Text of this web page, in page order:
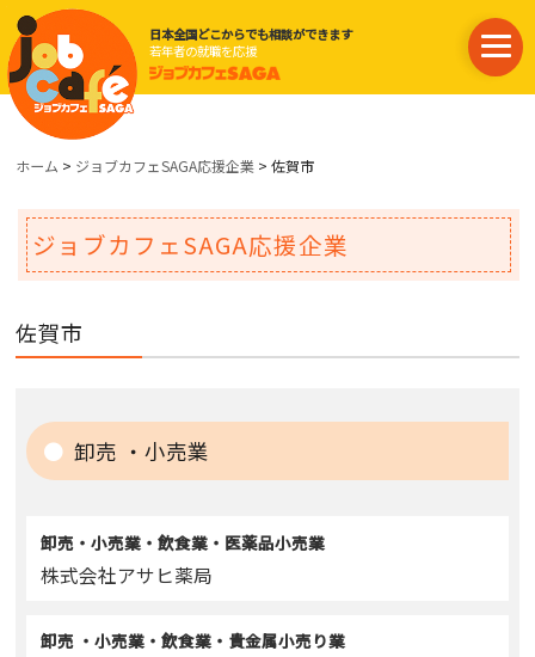
日本全国どこからでも相談ができます
若年者の就職を応援
ホーム > ジョブカフェSAGA応援企業 > 佐賀市
ジョブカフェSAGA応援企業
佐賀市
卸売 ・小売業
卸売・小売業・飲食業・医薬品小売業
株式会社アサヒ薬局
卸売 ・小売業・飲食業・貴金属小売り業